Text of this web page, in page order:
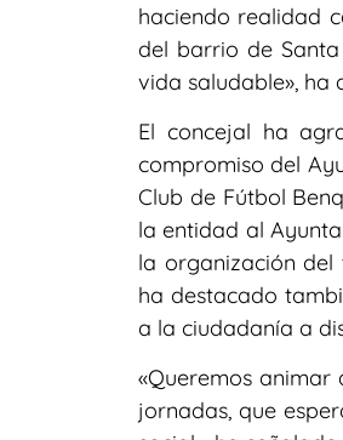
haciendo realidad
del barrio de
vida saludable», ha
El concejal ha
compromiso del
Club de Fútbol
la entidad al
la organización del
ha destacado
a la ciudadanía a
«Queremos
jornadas, que